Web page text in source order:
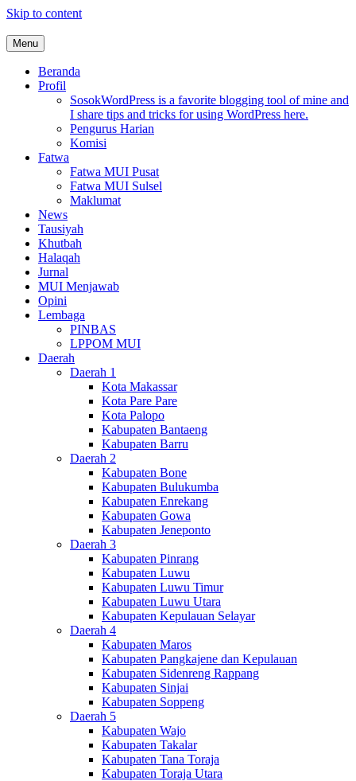
Skip to content
MUI Sulawesi Selatan
Khadimul Ummah wa Shadiqul Hukuuma
Menu
Beranda
Profil
SosokWordPress is a favorite blogging tool of mine and
I share tips and tricks for using WordPress here.
Pengurus Harian
Komisi
Fatwa
Fatwa MUI Pusat
Fatwa MUI Sulsel
Maklumat
News
Tausiyah
Khutbah
Halaqah
Jurnal
MUI Menjawab
Opini
Lembaga
PINBAS
LPPOM MUI
Daerah
Daerah 1
Kota Makassar
Kota Pare Pare
Kota Palopo
Kabupaten Bantaeng
Kabupaten Barru
Daerah 2
Kabupaten Bone
Kabupaten Bulukumba
Kabupaten Enrekang
Kabupaten Gowa
Kabupaten Jeneponto
Daerah 3
Kabupaten Pinrang
Kabupaten Luwu
Kabupaten Luwu Timur
Kabupaten Luwu Utara
Kabupaten Kepulauan Selayar
Daerah 4
Kabupaten Maros
Kabupaten Pangkajene dan Kepulauan
Kabupaten Sidenreng Rappang
Kabupaten Sinjai
Kabupaten Soppeng
Daerah 5
Kabupaten Wajo
Kabupaten Takalar
Kabupaten Tana Toraja
Kabupaten Toraja Utara